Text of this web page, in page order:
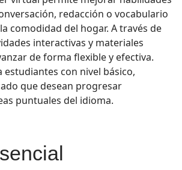
redacción o vocabulario
comodidad del hogar. A través de
interactivas y materiales
de forma flexible y efectiva.
estudiantes con nivel básico,
que desean progresar
puntuales del idioma.